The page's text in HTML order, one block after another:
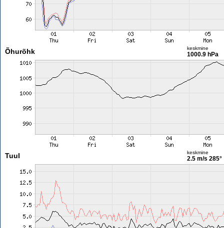
Õhurõhk keskmine
1000.9 hPa
Tuul keskmine
2.5 m/s 285°